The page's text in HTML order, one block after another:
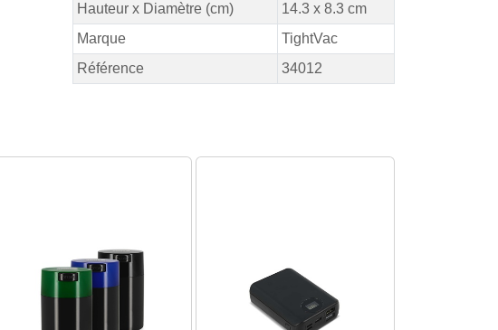
Hauteur x Diamètre (cm)
14.3 x 8.3 cm
Marque
TightVac
Référence
34012